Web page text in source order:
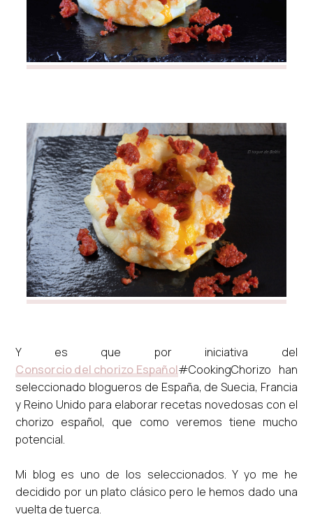
Y es que por iniciativa del
Consorcio del chorizo Español#CookingChorizo han
seleccionado blogueros de España, de Suecia, Francia
y Reino Unido para elaborar recetas novedosas con el
chorizo español, que como veremos tiene mucho
potencial.
Mi blog es uno de los seleccionados. Y yo me he
decidido por un plato clásico pero le hemos dado una
vuelta de tuerca.